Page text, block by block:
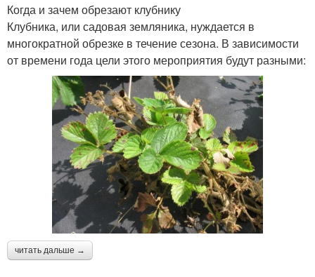
Когда и зачем обрезают клубнику
Клубника, или садовая земляника, нуждается в
многократной обрезке в течение сезона. В зависимости
от времени года цели этого мероприятия будут разными:
читать дальше →